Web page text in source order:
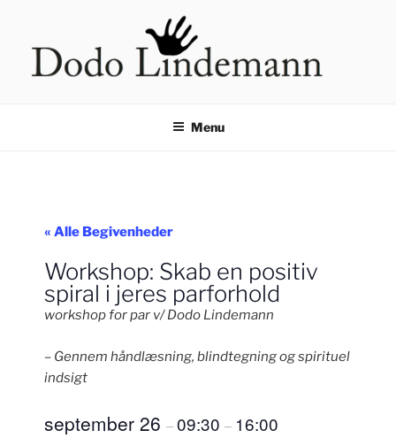
indhold
LINDEMANN
Menu
« Alle Begivenheder
Workshop: Skab en positiv
spiral i jeres parforhold
workshop for par v/ Dodo Lindemann
– Gennem håndlæsning, blindtegning og spirituel
indsigt
september 26 –09:30 – 16:00